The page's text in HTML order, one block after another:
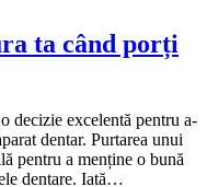
ta când porți
decizie excelentă pentru a-
dentar. Purtarea unui
pentru a menține o bună
dentare. Iată…